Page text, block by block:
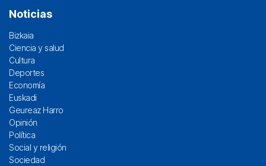
Noticias
Bizkaia
Ciencia y salud
Cultura
Deportes
Economía
Euskadi
Geureaz Harro
Opinión
Política
Social y religión
Sociedad